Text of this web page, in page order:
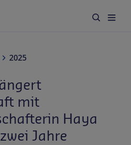
2025
mit
Haya
Jahre